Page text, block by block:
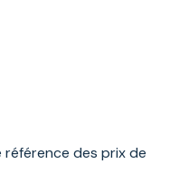
des prix de